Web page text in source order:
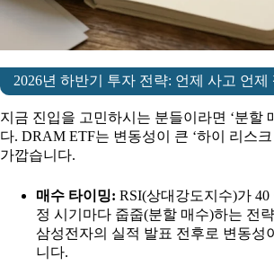
2026년 하반기 투자 전략: 언제 사고 언제
지금 진입을 고민하시는 분들이라면 ‘분할
다. DRAM ETF는 변동성이 큰 ‘하이 리스크
가깝습니다.
매수 타이밍: RSI(상대강도지수)가
정 시기마다 줍줍(분할 매수)하는 전
삼성전자의 실적 발표 전후로 변동성
니다.